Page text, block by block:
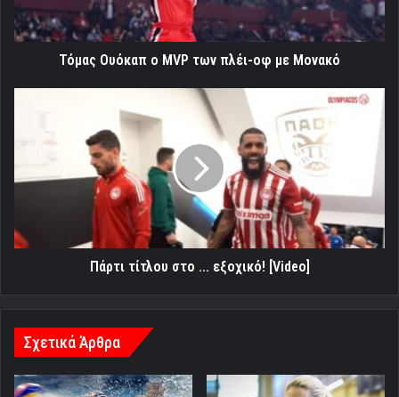
με
Μονακό
Τόμας Ουόκαπ ο MVP των πλέι-οφ με Μονακό
Πάρτι τίτλου στο ... εξοχικό! [Video]
Σχετικά Άρθρα